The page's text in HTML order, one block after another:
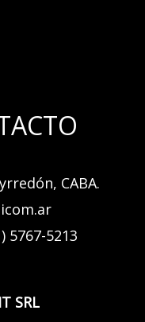
CABA.
5767-5213
SRL